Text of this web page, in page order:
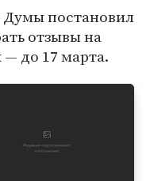
постановил
отзывы на
— до 17 марта.